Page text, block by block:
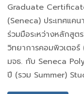
Graduate
(Seneca) ประเทศแค
ร่วมมือระหว่างหลักสู
วิทยาการคอมพิวเตอร์
มจธ. กับ Seneca
ปี (รวม Summer)